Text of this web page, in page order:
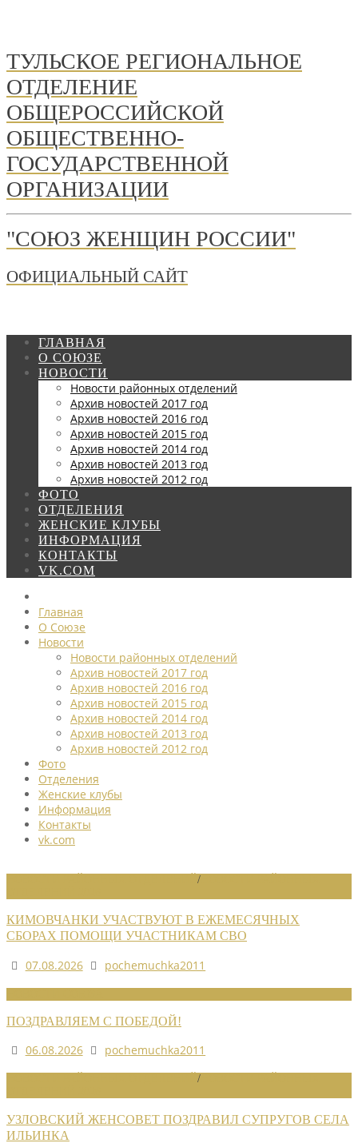
ТУЛЬСКОЕ РЕГИОНАЛЬНОЕ
ОТДЕЛЕНИЕ
ОБЩЕРОССИЙСКОЙ
ОБЩЕСТВЕННО-
ГОСУДАРСТВЕННОЙ
ОРГАНИЗАЦИИ
"СОЮЗ ЖЕНЩИН РОССИИ"
ОФИЦИАЛЬНЫЙ САЙТ
ГЛАВНАЯ
О СОЮЗЕ
НОВОСТИ
Новости районных отделений
Архив новостей 2017 год
Архив новостей 2016 год
Архив новостей 2015 год
Архив новостей 2014 год
Архив новостей 2013 год
Архив новостей 2012 год
ФОТО
ОТДЕЛЕНИЯ
ЖЕНСКИЕ КЛУБЫ
ИНФОРМАЦИЯ
КОНТАКТЫ
VK.COM
Главная
О Союзе
Новости
Новости районных отделений
Архив новостей 2017 год
Архив новостей 2016 год
Архив новостей 2015 год
Архив новостей 2014 год
Архив новостей 2013 год
Архив новостей 2012 год
Фото
Отделения
Женские клубы
Информация
Контакты
vk.com
/
КИМОВЧАНКИ УЧАСТВУЮТ В ЕЖЕМЕСЯЧНЫХ
СБОРАХ ПОМОЩИ УЧАСТНИКАМ СВО
07.08.2026
pochemuchka2011
ПОЗДРАВЛЯЕМ С ПОБЕДОЙ!
06.08.2026
pochemuchka2011
/
УЗЛОВСКИЙ ЖЕНСОВЕТ ПОЗДРАВИЛ СУПРУГОВ СЕЛА
ИЛЬИНКА